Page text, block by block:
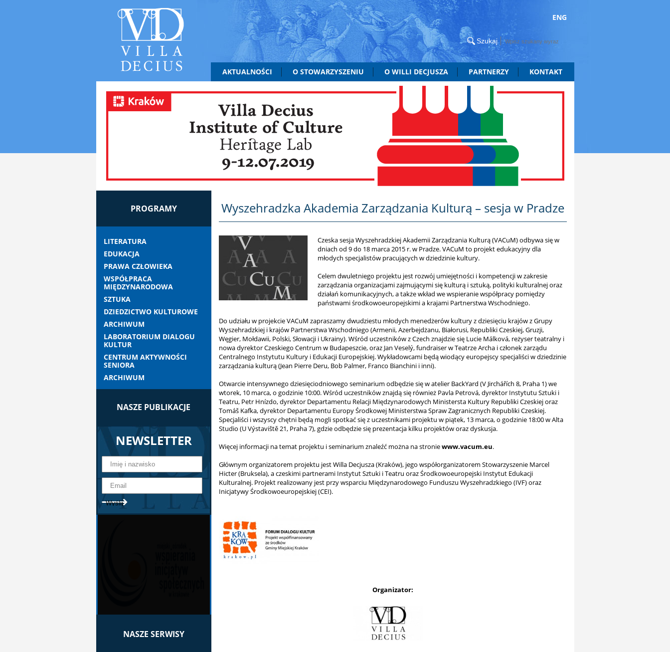
ENG
AKTUALNOŚCI O STOWARZYSZENIU O WILLI DECJUSZA PARTNERZY KONTAKT
PROGRAMY
LITERATURA
EDUKACJA
PRAWA CZŁOWIEKA
WSPÓŁPRACA
MIĘDZYNARODOWA
SZTUKA
DZIEDZICTWO KULTUROWE
ARCHIWUM
LABORATORIUM DIALOGU
KULTUR
CENTRUM AKTYWNOŚCI
SENIORA
ARCHIWUM
NASZE PUBLIKACJE
NEWSLETTER
NASZE SERWISY
Wyszehradzka Akademia Zarządzania Kulturą – sesja w Pradze
Czeska sesja Wyszehradzkiej Akademii Zarządzania Kulturą (VACuM) odbywa się w
dniach od 9 do 18 marca 2015 r. w Pradze. VACuM to projekt edukacyjny dla
młodych specjalistów pracujących w dziedzinie kultury.
Celem dwuletniego projektu jest rozwój umiejętności i kompetencji w zakresie
zarządzania organizacjami zajmującymi się kulturą i sztuką, polityki kulturalnej oraz
działań komunikacyjnych, a także wkład we wspieranie współpracy pomiędzy
państwami środkowoeuropejskimi a krajami Partnerstwa Wschodniego.
Do udziału w projekcie VACuM zapraszamy dwudziestu młodych menedżerów kultury z dziesięciu krajów z Grupy
Wyszehradzkiej i krajów Partnerstwa Wschodniego (Armenii, Azerbejdżanu, Białorusi, Republiki Czeskiej, Gruzji,
Węgier, Mołdawii, Polski, Słowacji i Ukrainy). Wśród uczestników z Czech znajdzie się Lucie Málková, reżyser teatralny i
nowa dyrektor Czeskiego Centrum w Budapeszcie, oraz Jan Veselý, fundraiser w Teatrze Archa i członek zarządu
Centralnego Instytutu Kultury i Edukacji Europejskiej. Wykładowcami będą wiodący europejscy specjaliści w dziedzinie
zarządzania kulturą (Jean Pierre Deru, Bob Palmer, Franco Bianchini i inni).
Otwarcie intensywnego dziesięciodniowego seminarium odbędzie się w atelier BackYard (V Jirchářích 8, Praha 1) we
wtorek, 10 marca, o godzinie 10:00. Wśród uczestników znajdą się również Pavla Petrová, dyrektor Instytutu Sztuki i
Teatru, Petr Hnízdo, dyrektor Departamentu Relacji Międzynarodowych Ministersta Kultury Republiki Czeskiej oraz
Tomáš Kafka, dyrektor Departamentu Europy Środkowej Ministerstwa Spraw Zagranicznych Republiki Czeskiej.
Specjaliści i wszyscy chętni będą mogli spotkać się z uczestnikami projektu w piątek, 13 marca, o godzinie 18:00 w Alta
Studio (U Výstaviště 21, Praha 7), gdzie odbędzie się prezentacja kilku projektów oraz dyskusja.
Więcej informacji na temat projektu i seminarium znaleźć można na stroniewww.vacum.eu.
Głównym organizatorem projektu jest Willa Decjusza (Kraków), jego współorganizatorem Stowarzyszenie Marcel
Hicter (Bruksela), a czeskimi partnerami Instytut Sztuki i Teatru oraz Środkowoeuropejski Instytut Edukacji
Kulturalnej. Projekt realizowany jest przy wsparciu Międzynarodowego Funduszu Wyszehradzkiego (IVF) oraz
Inicjatywy Środkowoeuropejskiej (CEI).
Organizator: